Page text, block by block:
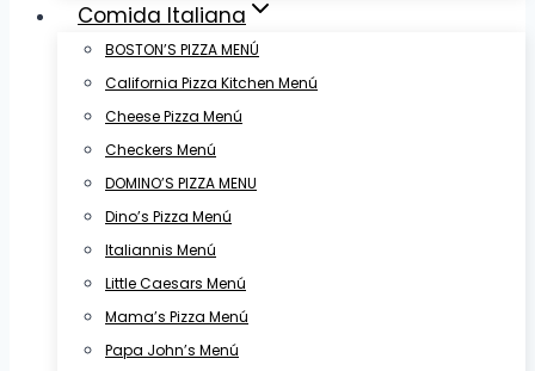
Comida Italiana
BOSTON’S PIZZA MENÚ
California Pizza Kitchen Menú
Cheese Pizza Menú
Checkers Menú
DOMINO’S PIZZA MENU
Dino’s Pizza Menú
Italiannis Menú
Little Caesars Menú
Mama’s Pizza Menú
Papa John’s Menú